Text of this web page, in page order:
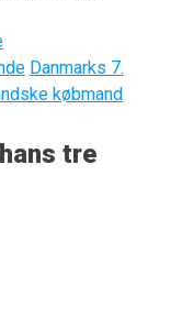
Danmarks 7.
købmand
tre